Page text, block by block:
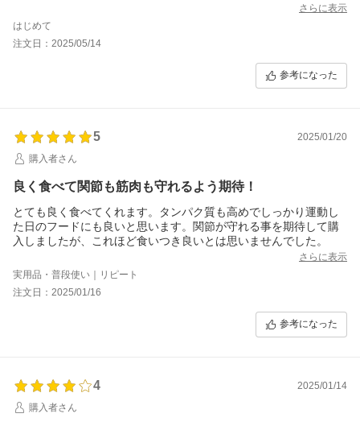
さらに表示
はじめて
注文日：2025/05/14
参考になった
5
2025/01/20
購入者さん
良く食べて関節も筋肉も守れるよう期待！
とても良く食べてくれます。タンパク質も高めでしっかり運動し
た日のフードにも良いと思います。関節が守れる事を期待して購
入しましたが、これほど食いつき良いとは思いませんでした。
さらに表示
実用品・普段使い｜リピート
注文日：2025/01/16
参考になった
4
2025/01/14
購入者さん